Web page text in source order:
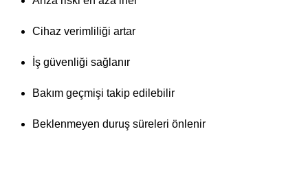
Cihaz verimliliği artar
İş güvenliği sağlanır
Bakım geçmişi takip edilebilir
Beklenmeyen duruş süreleri önlenir